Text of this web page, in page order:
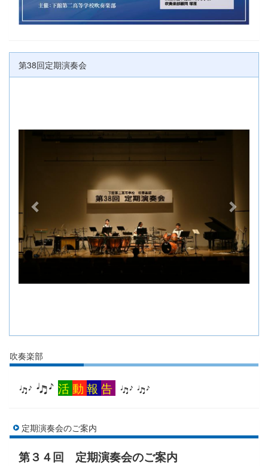
第38回定期演奏会
e
s
x
吹奏楽部
活動 報 告
定期演奏会のご案内
第３４回 定期演奏会のご案内